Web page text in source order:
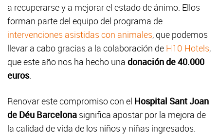
a recuperarse y a mejorar el estado de ánimo. Ellos
forman parte del equipo del programa de
intervenciones asistidas con animales, que podemos
llevar a cabo gracias a la colaboración de H10 Hotels,
que este año nos ha hecho una donación de 40.000
euros.
Renovar este compromiso con el Hospital Sant Joan
de Déu Barcelona significa apostar por la mejora de
la calidad de vida de los niños y niñas ingresados.